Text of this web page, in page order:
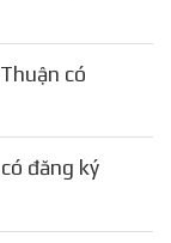
có
có đăng ký